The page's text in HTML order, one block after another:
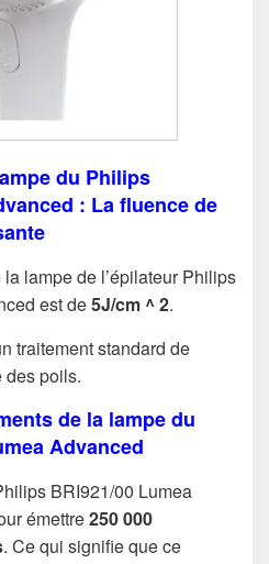
du Philips
: La fluence de
lampe de l’épilateur Philips
est de5J/cm ^ 2.
traitement standard de
des poils.
de la lampe du
Advanced
BRI921/00 Lumea
émettre250 000
. Ce qui signifie que ce